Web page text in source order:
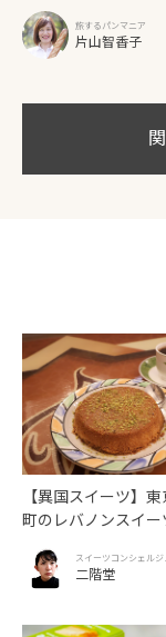
んや照光（ぱんやて
つ）」
旅するパンマニア
片山智香子
【異国スイーツ】
町のレバノンスイー
ズ レストラン」
スイーツコンシェルジ
二階堂